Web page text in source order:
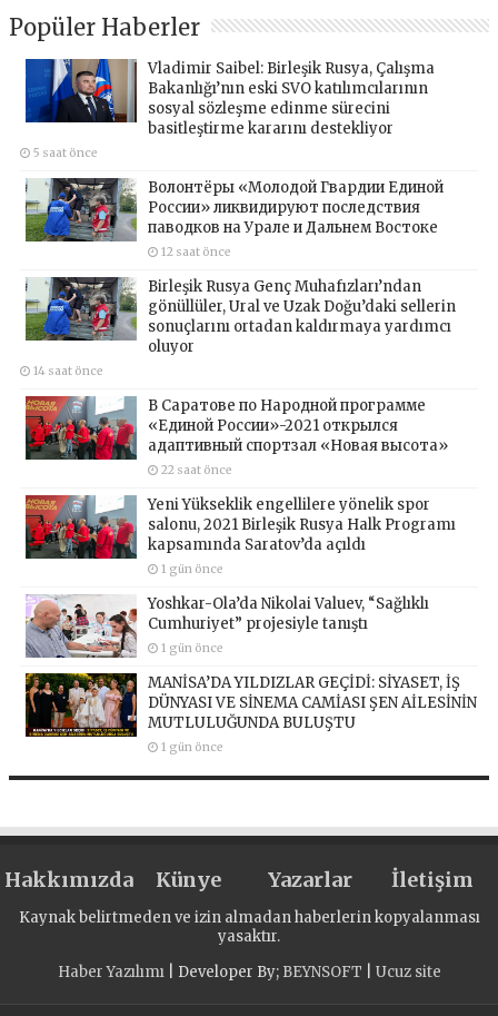
Popüler Haberler
Vladimir Saibel: Birleşik Rusya, Çalışma
Bakanlığı’nın eski SVO katılımcılarının
sosyal sözleşme edinme sürecini
basitleştirme kararını destekliyor
5 saat önce
Волонтёры «Молодой Гвардии Единой
России» ликвидируют последствия
паводков на Урале и Дальнем Востоке
12 saat önce
Birleşik Rusya Genç Muhafızları’ndan
gönüllüler, Ural ve Uzak Doğu’daki sellerin
sonuçlarını ortadan kaldırmaya yardımcı
oluyor
14 saat önce
В Саратове по Народной программе
«Единой России»-2021 открылся
адаптивный спортзал «Новая высота»
22 saat önce
Yeni Yükseklik engellilere yönelik spor
salonu, 2021 Birleşik Rusya Halk Programı
kapsamında Saratov’da açıldı
1 gün önce
Yoshkar-Ola’da Nikolai Valuev, “Sağlıklı
Cumhuriyet” projesiyle tanıştı
1 gün önce
MANİSA’DA YILDIZLAR GEÇİDİ: SİYASET, İŞ
DÜNYASI VE SİNEMA CAMİASI ŞEN AİLESİNİN
MUTLULUĞUNDA BULUŞTU
1 gün önce
Hakkımızda Künye Yazarlar İletişim
Kaynak belirtmeden ve izin almadan haberlerin kopyalanması
yasaktır.
Haber Yazılımı| Developer By; BEYNSOFT Ucuz site